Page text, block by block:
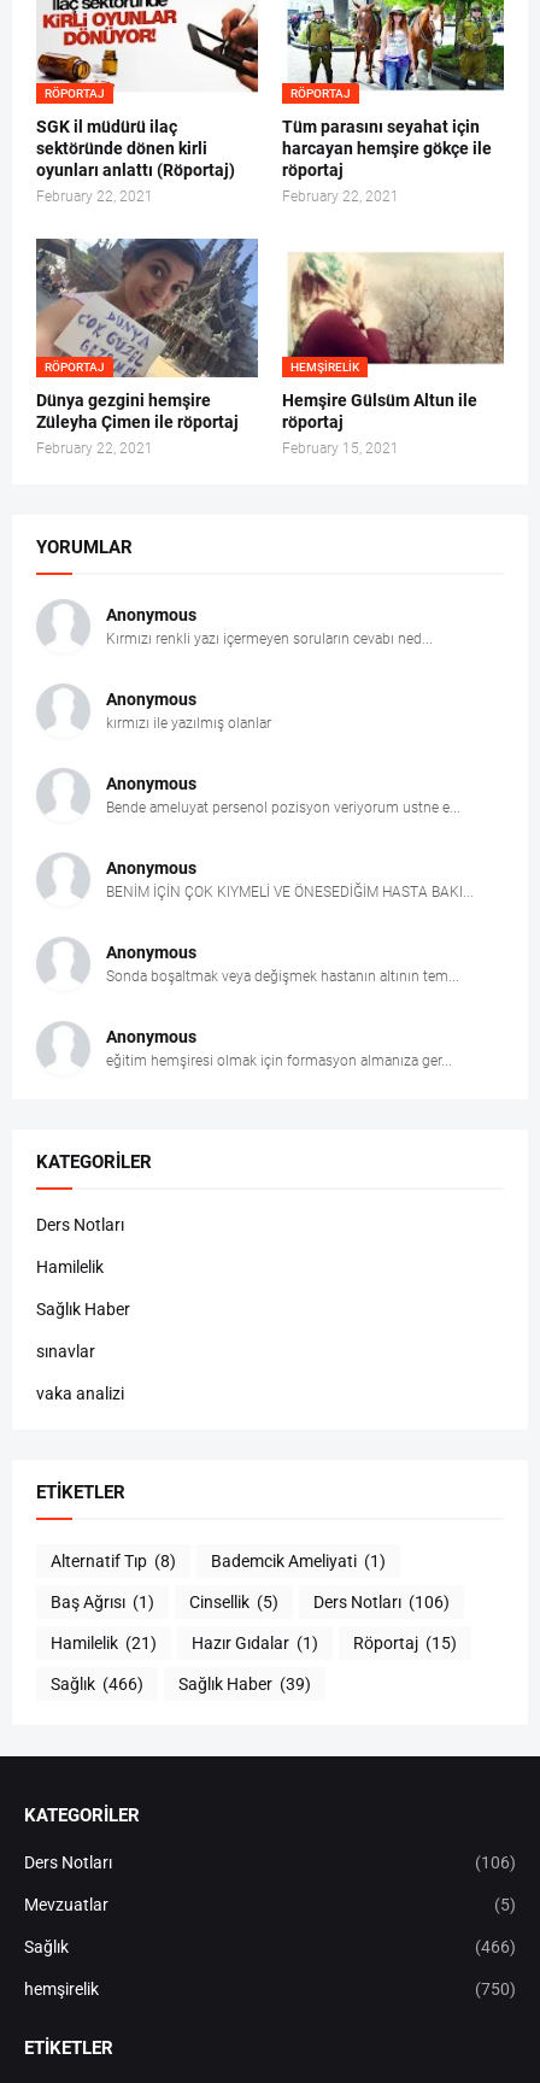
RÖPORTAJ
SGK il müdürü ilaç
sektöründe dönen kirli
oyunları anlattı (Röportaj)
February 22, 2021
RÖPORTAJ
Tüm parasını seyahat için
harcayan hemşire gökçe ile
röportaj
February 22, 2021
RÖPORTAJ
Dünya gezgini hemşire
Züleyha Çimen ile röportaj
February 22, 2021
HEMŞIRELIK
Hemşire Gülsüm Altun ile
röportaj
February 15, 2021
YORUMLAR
Anonymous
Kırmızı renkli yazı içermeyen soruların cevabı ned...
Anonymous
kırmızı ile yazılmış olanlar
Anonymous
Bende ameluyat persenol pozisyon veriyorum ustne e...
Anonymous
BENİM İÇİN ÇOK KIYMELİ VE ÖNESEDİĞİM HASTA BAKI...
Anonymous
Sonda boşaltmak veya değişmek hastanın altının tem...
Anonymous
eğitim hemşiresi olmak için formasyon almanıza ger...
KATEGORILER
Ders Notları
Hamilelik
Sağlık Haber
sınavlar
vaka analizi
ETIKETLER
Alternatif Tıp (8) Bademcik Ameliyati (1)
Baş Ağrısı (1) Cinsellik (5) Ders Notları (106)
Hamilelik (21) Hazır Gıdalar (1) Röportaj (15)
Sağlık (466) Sağlık Haber (39)
KATEGORİLER
Ders Notları (106)
Mevzuatlar (5)
Sağlık (466)
hemşirelik (750)
ETIKETLER